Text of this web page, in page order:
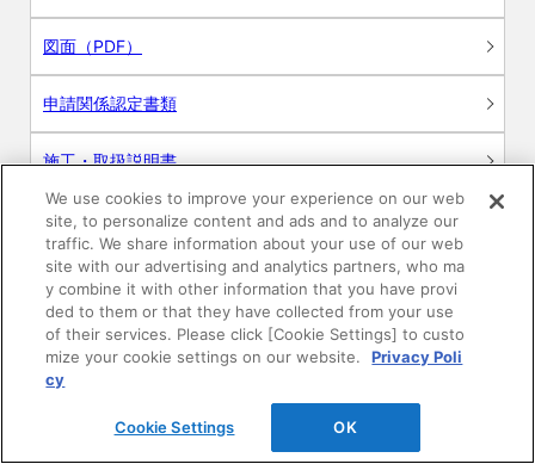
図面（PDF）
申請関係認定書類
施工・取扱説明書
動画
シミュレーションツール
24時間換気システム〈エアスマート〉
簡易設計見積ソフト
R&Dセンター環境測定・分析サービス
We use cookies to improve your experience on our web
site, to personalize content and ads and to analyze our
traffic. We share information about your use of our web
site with our advertising and analytics partners, who ma
y combine it with other information that you have provi
ded to them or that they have collected from your use
of their services. Please click [Cookie Settings] to custo
mize your cookie settings on our website.
Privacy Poli
cy
Cookie Settings OK